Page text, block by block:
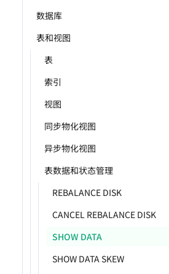
数据库
表和视图
表
索引
视图
同步物化视图
异步物化视图
表数据和状态管理
REBALANCE DISK
CANCEL REBALANCE DISK
SHOW DATA
SHOW DATA SKEW